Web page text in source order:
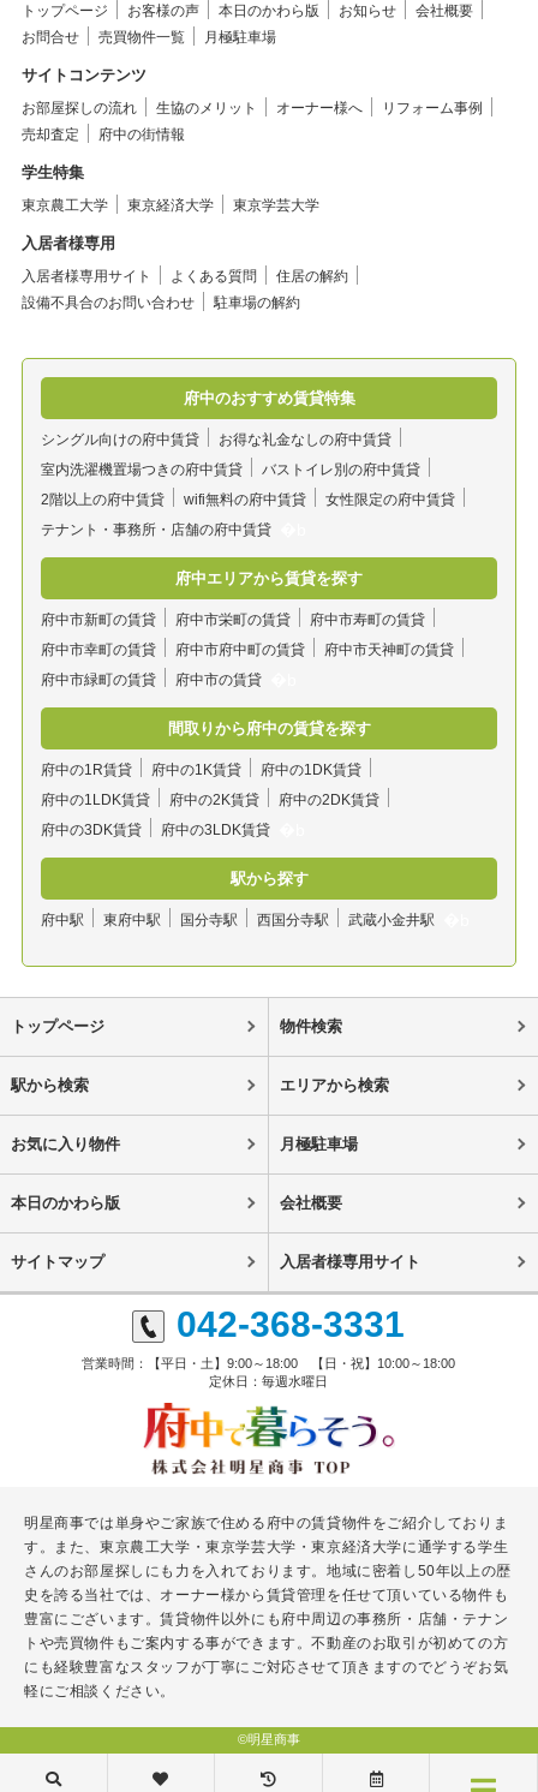
トップページ お客様の声 本日のかわら版 お知らせ
会社概要
お問合せ
売買物件一覧 月極駐車場
サイトコンテンツ
お部屋探しの流れ 生協のメリット オーナー様へ
リフォーム事例
売却査定
府中の街情報
学生特集
東京農工大学 東京経済大学 東京学芸大学
入居者様専用
入居者様専用サイト よくある質問
住居の解約
設備不具合のお問い合わせ
駐車場の解約
府中のおすすめ賃貸特集
シングル向けの府中賃貸
お得な礼金なしの府中賃貸
室内洗濯機置場つきの府中賃貸
バストイレ別の府中賃貸
2階以上の府中賃貸
wifi無料の府中賃貸
女性限定の府中賃貸
テナント・事務所・店舗の府中賃貸
府中エリアから賃貸を探す
府中市新町の賃貸 府中市栄町の賃貸
府中市寿町の賃貸
府中市幸町の賃貸
府中市府中町の賃貸
府中市天神町の賃貸
府中市緑町の賃貸
府中市の賃貸
間取りから府中の賃貸を探す
府中の1R賃貸 府中の1K賃貸
府中の1DK賃貸
府中の1LDK賃貸
府中の2K賃貸
府中の2DK賃貸
府中の3DK賃貸
府中の3LDK賃貸
駅から探す
府中駅 東府中駅 国分寺駅 西国分寺駅 武蔵小金井駅
トップページ 物件検索
駅から検索 エリアから検索
お気に入り物件 月極駐車場
本日のかわら版 会社概要
サイトマップ 入居者様専用サイト
042-368-3331
営業時間：【平日・土】9:00～18:00 【日・祝】10:00～18:00
定休日：毎週水曜日
明星商事では単身やご家族で住める府中の賃貸物件をご紹介しておりま
す。また、東京農工大学・東京学芸大学・東京経済大学に通学する学生
さんのお部屋探しにも力を入れております。地域に密着し50年以上の歴
史を誇る当社では、オーナー様から賃貸管理を任せて頂いている物件も
豊富にございます。賃貸物件以外にも府中周辺の事務所・店舗・テナン
トや売買物件もご案内する事ができます。不動産のお取引が初めての方
にも経験豊富なスタッフが丁寧にご対応させて頂きますのでどうぞお気
軽にご相談ください。
©明星商事